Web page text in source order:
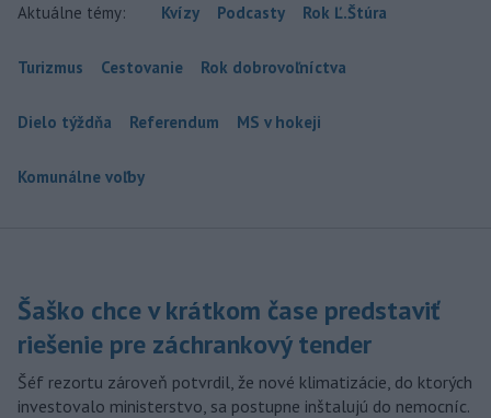
Aktuálne témy: Kvízy Podcasty Rok Ľ.Štúra
Turizmus Cestovanie Rok dobrovoľníctva
Dielo týždňa Referendum MS v hokeji
Komunálne voľby
Šaško chce v krátkom čase predstaviť
riešenie pre záchrankový tender
Šéf rezortu zároveň potvrdil, že nové klimatizácie, do ktorých
investovalo ministerstvo, sa postupne inštalujú do nemocníc.